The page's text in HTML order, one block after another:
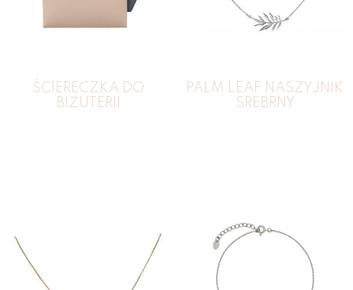
ŚCIERECZKA DO
BIŻUTERII
PALM LEAF NASZYJNIK
SREBRNY